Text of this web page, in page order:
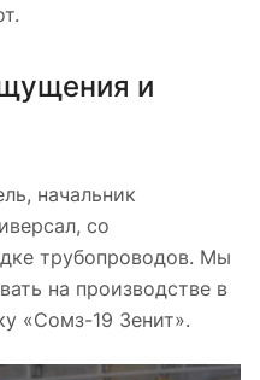
и
начальник
со
трубопроводов. Мы
на производстве в
«Сомз-19 Зенит».